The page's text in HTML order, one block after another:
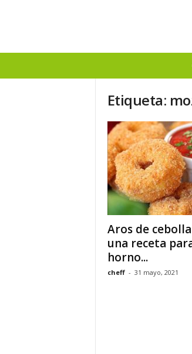
Etiqueta:
Aros de
una receta
horno...
cheff - 31 mayo, 2021